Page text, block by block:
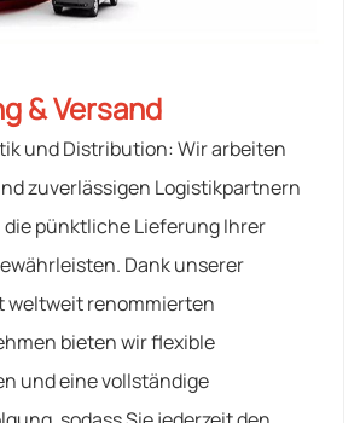
& Versand
und Distribution: Wir arbeiten
zuverlässigen Logistikpartnern
pünktliche Lieferung Ihrer
Dank unserer
weltweit renommierten
bieten wir flexible
und eine vollständige